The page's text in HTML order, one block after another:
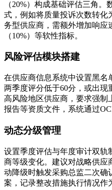
（20%）构成基础评估三角
式，例如将质量投诉次数转化
务型供应商，需额外增加响应
（10%）等软性指标。
风险评估模块搭建
在供应商信息系统中设置黑名
两季度评分低于60分，或出
高风险地区供应商，要求强制
报告等资质文件，系统通过
动态分级管理
设置季度评估与年度审计双轨
商等级变化。建议对战略供应
动降级时触发采购总监二次确
案，记录整改措施执行情况作